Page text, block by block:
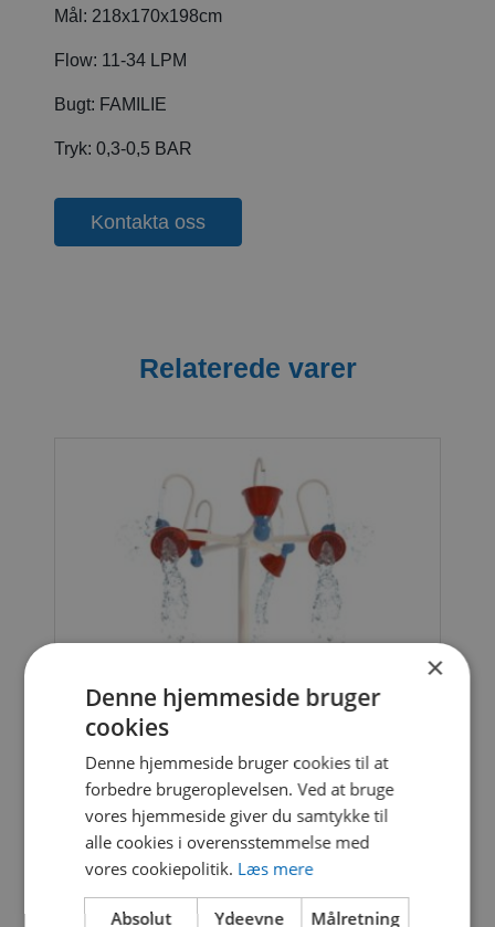
Mål: 218x170x198cm
Flow: 11-34 LPM
Bugt: FAMILIE
Tryk: 0,3-0,5 BAR
Kontakta oss
Relaterede varer
FIVE BELLS
VO-VOR7383
×
Denne hjemmeside bruger
cookies
Denne hjemmeside bruger cookies til at
forbedre brugeroplevelsen. Ved at bruge
vores hjemmeside giver du samtykke til
alle cookies i overensstemmelse med
vores cookiepolitik. Læs mere
Absolut
Ydeevne Målretning